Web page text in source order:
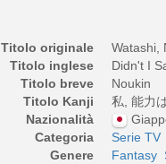
Titolo originale
Watashi,
Titolo inglese
Didn't I
Titolo breve
Noukin
Titolo Kanji
私, 能力
Nazionalità
Categoria
Serie TV
Genere
Fantasy